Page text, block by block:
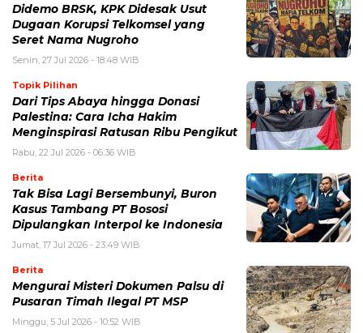
Didemo BRSK, KPK Didesak Usut
Dugaan Korupsi Telkomsel yang
Seret Nama Nugroho
Senin, 27 Jul 2026 - 18:48 WIB
Topik Pilihan
Dari Tips Abaya hingga Donasi
Palestina: Cara Icha Hakim
Menginspirasi Ratusan Ribu Pengikut
Rabu, 22 Jul 2026 - 06:36 WIB
Berita
Tak Bisa Lagi Bersembunyi, Buron
Kasus Tambang PT Bososi
Dipulangkan Interpol ke Indonesia
Jumat, 17 Jul 2026 - 23:49 WIB
Berita
Mengurai Misteri Dokumen Palsu di
Pusaran Timah Ilegal PT MSP
Minggu, 5 Jul 2026 - 10:52 WIB